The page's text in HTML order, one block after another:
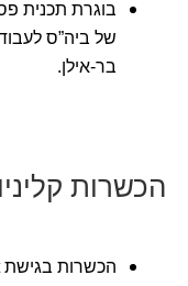
בוגרת תכנית
של ביה”ס
בר-אילן.
הכשרות
הכשרות בגישת cbt.